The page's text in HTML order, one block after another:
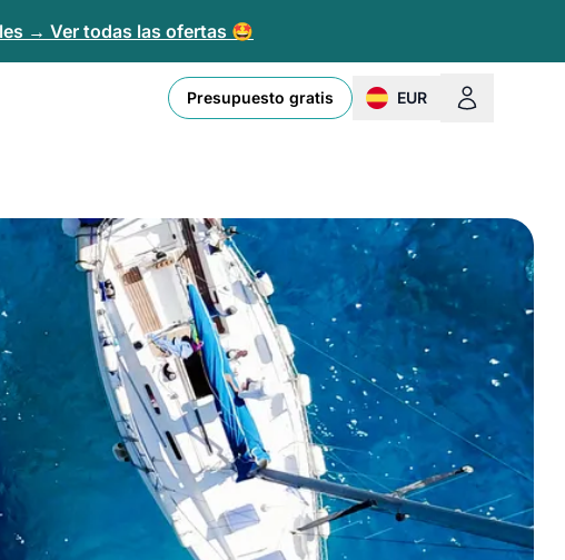
→ Ver todas las ofertas 🤩
Presupuesto gratis EUR
change currency or